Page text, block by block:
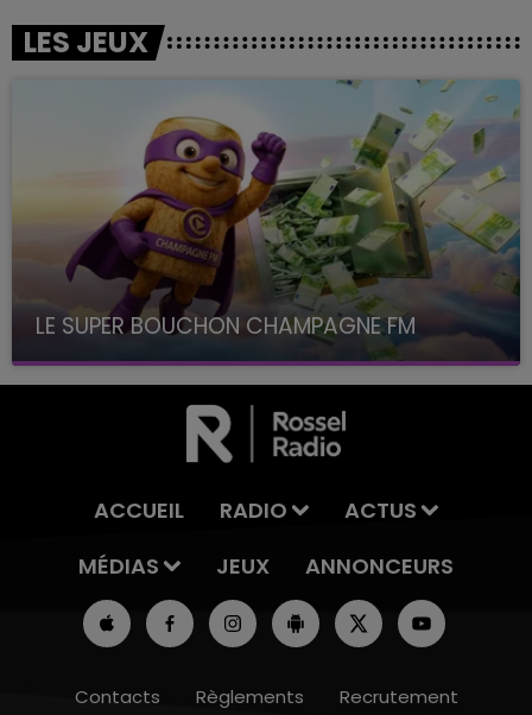
LES JEUX
LE SUPER BOUCHON CHAMPAGNE FM
avec La Famille Champagne FM, à 8H10
ACCUEIL RADIO
ACTUS
MÉDIAS
JEUX ANNONCEURS
Contacts Règlements Recrutement